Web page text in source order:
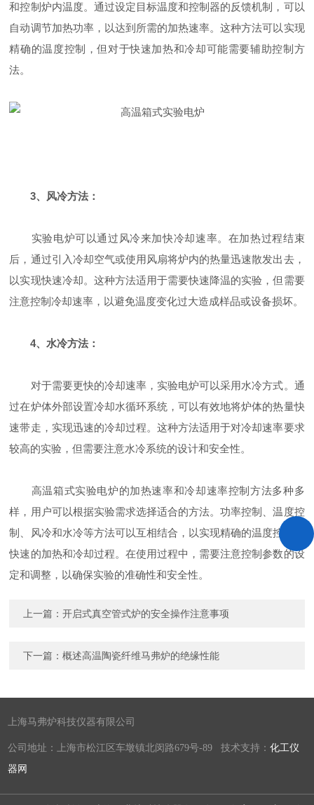
和控制炉内温度。通过设定目标温度和控制器的反馈机制，可以
自动调节加热功率，以达到所需的加热速率。这种方法可以实现
精确的温度控制，但对于快速加热和冷却可能需要辅助控制方
法。
3、风冷方法：
实验电炉可以通过风冷来加快冷却速率。在加热过程结束
后，通过引入冷却空气或使用风扇将炉内的热量迅速散发出去，
以实现快速冷却。这种方法适用于需要快速降温的实验，但需要
注意控制冷却速率，以避免温度变化过大造成样品或设备损坏。
4、水冷方法：
对于需要更快的冷却速率，实验电炉可以采用水冷方式。通
过在炉体外部设置冷却水循环系统，可以有效地将炉体的热量快
速带走，实现迅速的冷却过程。这种方法适用于对冷却速率要求
较高的实验，但需要注意水冷系统的设计和安全性。
高温箱式实验电炉的加热速率和冷却速率控制方法多种多
样，用户可以根据实验需求选择适合的方法。功率控制、温度控
制、风冷和水冷等方法可以互相结合，以实现精确的温度控制和
快速的加热和冷却过程。在使用过程中，需要注意控制参数的设
定和调整，以确保实验的准确性和安全性。
上一篇：开启式真空管式炉的安全操作注意事项
下一篇：概述高温陶瓷纤维马弗炉的绝缘性能
上海马弗炉科技仪器有限公司
公司地址：上海市松江区车墩镇北闵路679号-89 技术支持：化工仪
器网